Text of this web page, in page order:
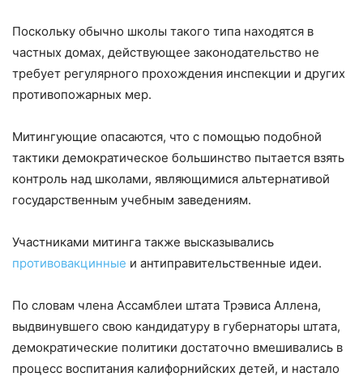
Поскольку обычно школы такого типа находятся в
частных домах, действующее законодательство не
требует регулярного прохождения инспекции и других
противопожарных мер.
Митингующие опасаются, что с помощью подобной
тактики демократическое большинство пытается взять
контроль над школами, являющимися альтернативой
государственным учебным заведениям.
Участниками митинга также высказывались
противовакцинные и антиправительственные идеи.
По словам члена Ассамблеи штата Трэвиса Аллена,
выдвинувшего свою кандидатуру в губернаторы штата,
демократические политики достаточно вмешивались в
процесс воспитания калифорнийских детей, и настало